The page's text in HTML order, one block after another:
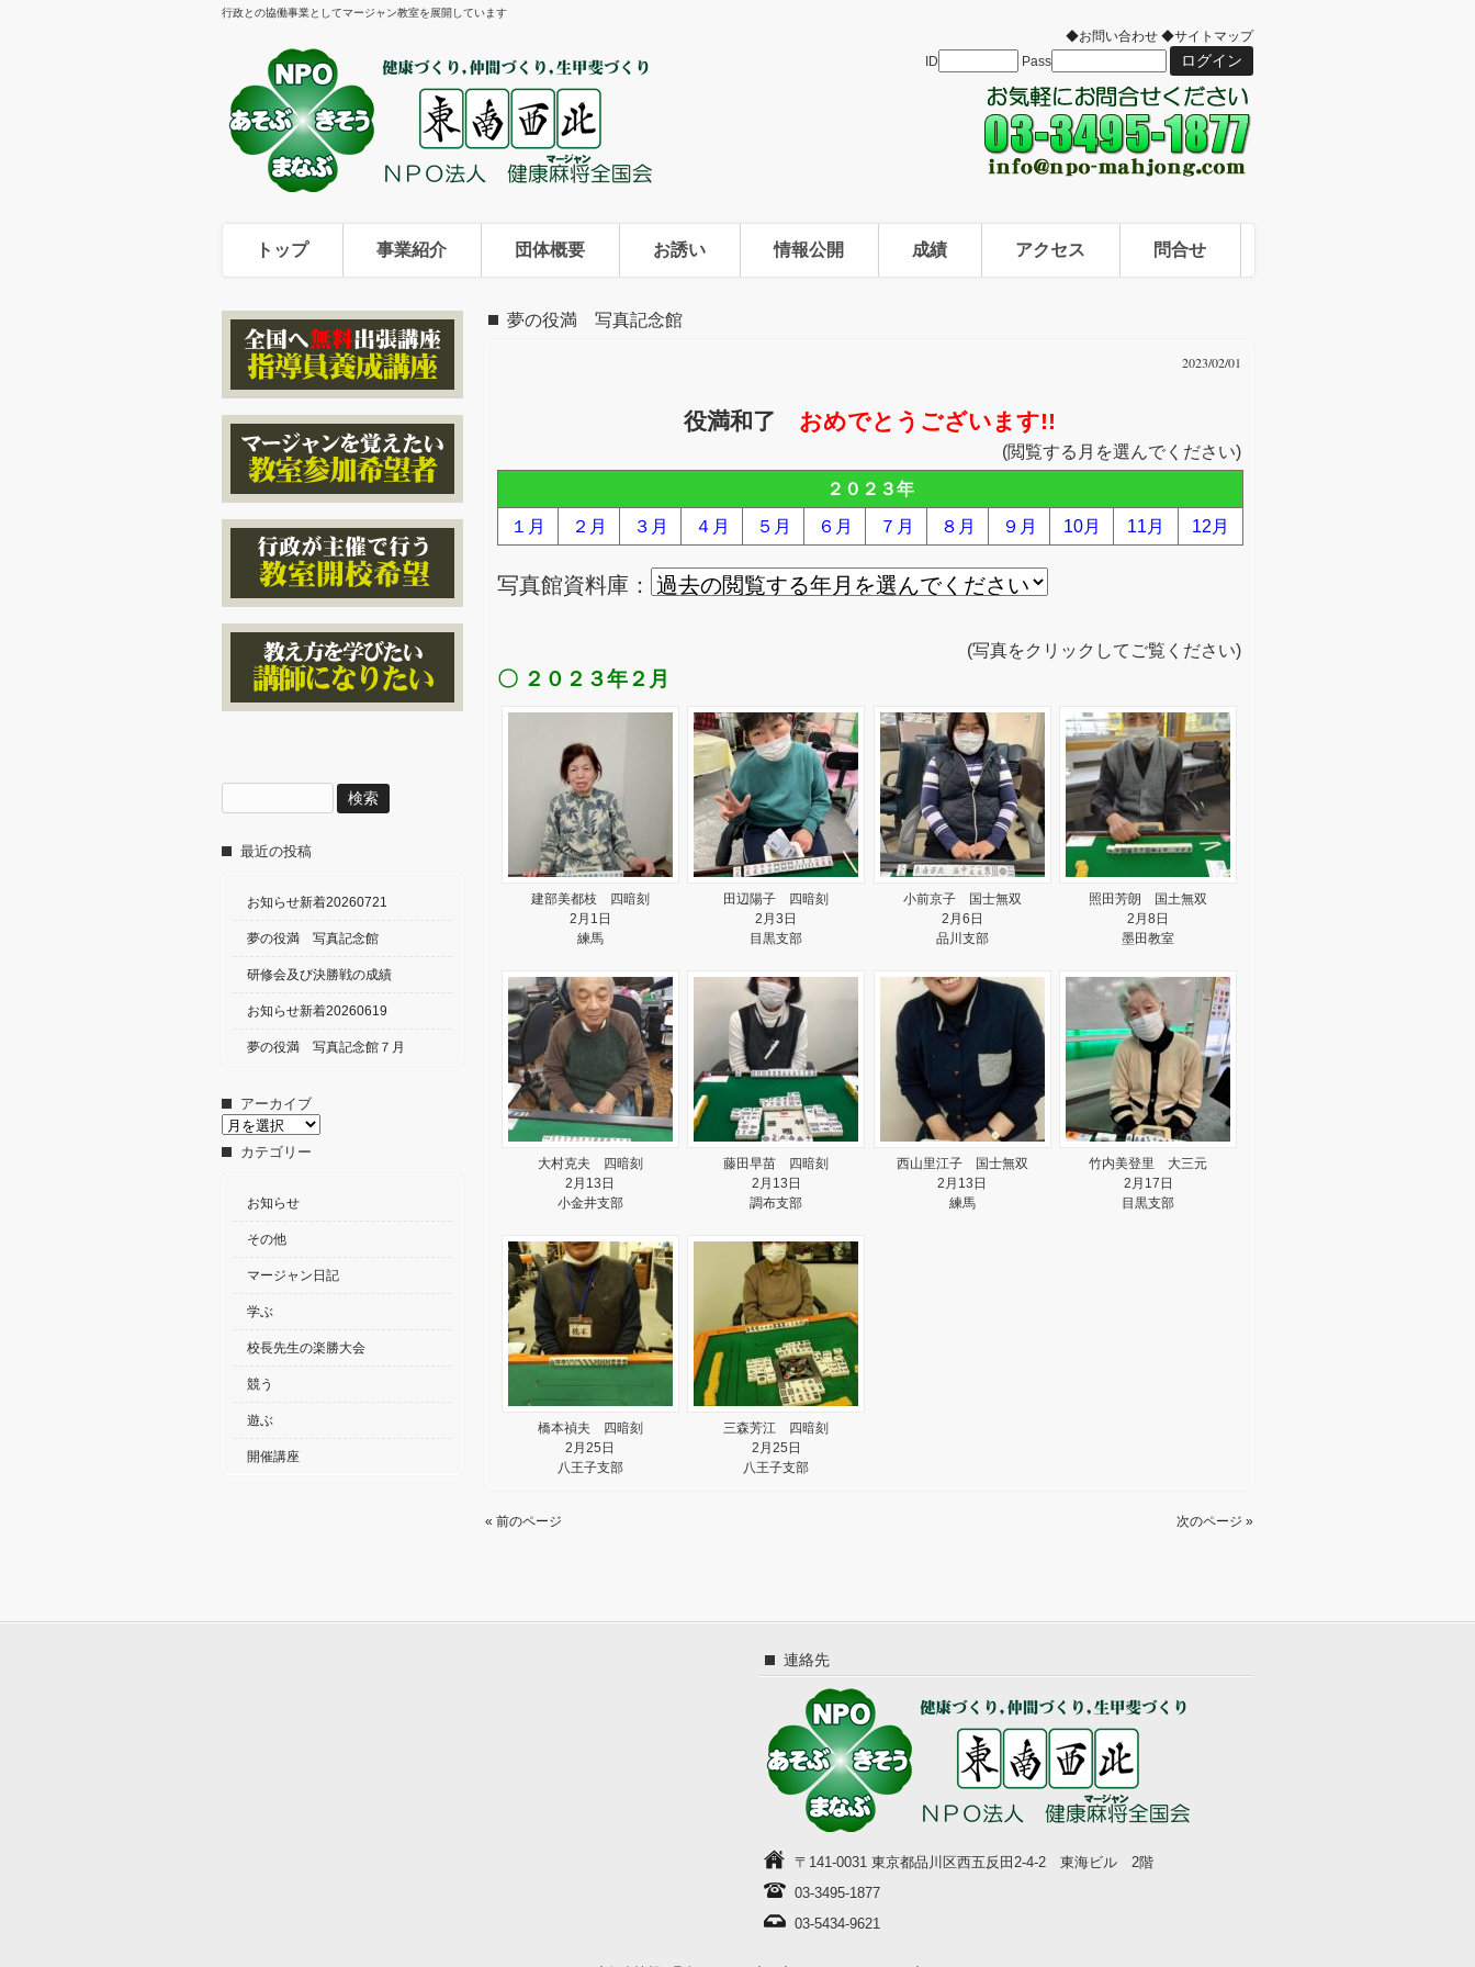
行政との協働事業としてマージャン教室を展開しています
◆お問い合わせ ◆サイトマップ
ID
Pass
トップ 事業紹介 団体概要 お誘い 情報公開 成績 アクセス 問合せ
夢の役満 写真記念館
2023/02/01
役満和了 おめでとうございます!!
(閲覧する月を選んでください)
２０２３年
１月
２月 ３月 ４月 ５月 ６月 ７月 ８月 ９月 10月 11月 12月
写真館資料庫：
(写真をクリックしてご覧ください)
〇 ２０２３年２月
建部美都枝 四暗刻
2月1日
練馬
田辺陽子 四暗刻
2月3日
目黒支部
小前京子 国士無双
2月6日
品川支部
照田芳朗 国土無双
2月8日
墨田教室
大村克夫 四暗刻
2月13日
小金井支部
藤田早苗 四暗刻
2月13日
調布支部
西山里江子 国士無双
2月13日
練馬
竹内美登里 大三元
2月17日
目黒支部
橋本禎夫 四暗刻
2月25日
八王子支部
三森芳江 四暗刻
2月25日
八王子支部
« 前のページ 次のページ »
索:
最近の投稿
お知らせ新着20260721
夢の役満 写真記念館
研修会及び決勝戦の成績
お知らせ新着20260619
夢の役満 写真記念館７月
アーカイブ
ア
カテゴリー
お知らせ
その他
マージャン日記
学ぶ
校長先生の楽勝大会
競う
遊ぶ
開催講座
連絡先
〒141-0031 東京都品川区西五反田2-4-2 東海ビル 2階
03-3495-1877
03-5434-9621